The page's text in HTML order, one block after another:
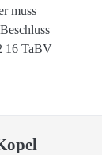
muss
16 TaBV